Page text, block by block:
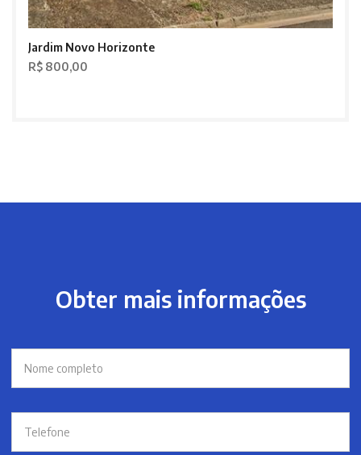
Jardim Novo Horizonte
R$ 800,00
Obter mais informações